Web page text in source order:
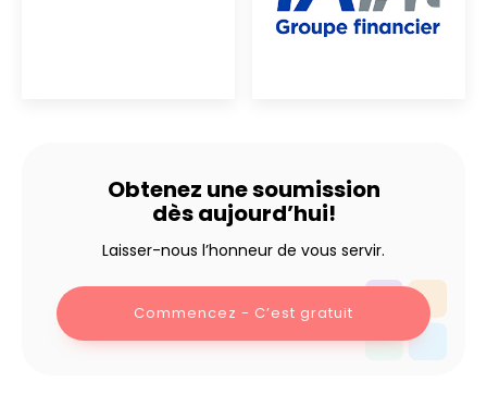
Obtenez une soumission
dès aujourd’hui!
Laisser-nous l’honneur de vous servir.
Commencez - C’est gratuit